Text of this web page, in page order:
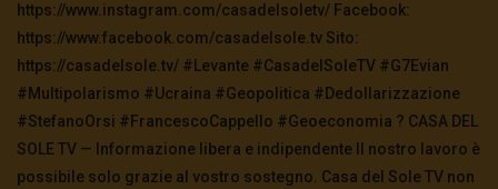
https://www.instagram.com/casadelsoletv/ Facebook:
https://www.facebook.com/casadelsole.tv Sito:
https://casadelsole.tv/ #Levante #CasadelSoleTV #G7Evian
#Multipolarismo #Ucraina #Geopolitica #Dedollarizzazione
#StefanoOrsi #FrancescoCappello #Geoeconomia ? CASA DEL
SOLE TV — Informazione libera e indipendente Il nostro lavoro è
possibile solo grazie al vostro sostegno. Casa del Sole TV non